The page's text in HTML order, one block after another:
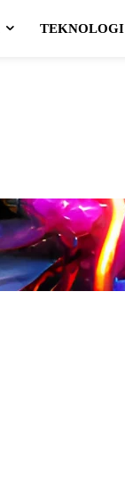
TEKNOLOGI